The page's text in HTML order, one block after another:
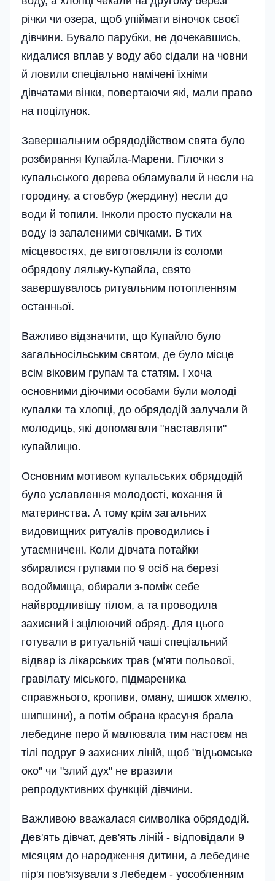
річки чи озера, щоб упіймати віночок своєї
дівчини. Бувало парубки, не дочекавшись,
кидалися вплав у воду або сідали на човни
й ловили спеціально намічені їхніми
дівчатами вінки, повертаючи які, мали право
на поцілунок.
Завершальним обрядодійством свята було
розбирання Купайла-Марени. Гілочки з
купальського дерева обламували й несли на
городину, а стовбур (жердину) несли до
води й топили. Інколи просто пускали на
воду із запаленими свічками. В тих
місцевостях, де виготовляли із соломи
обрядову ляльку-Купайла, свято
завершувалось ритуальним потопленням
останньої.
Важливо відзначити, що Купайло було
загальносільським святом, де було місце
всім віковим групам та статям. І хоча
основними діючими особами були молоді
купалки та хлопці, до обрядодій залучали й
молодиць, які допомагали "наставляти"
купайлицю.
Основним мотивом купальських обрядодій
було уславлення молодості, кохання й
материнства. А тому крім загальних
видовищних ритуалів проводились і
утаємничені. Коли дівчата потайки
збиралися групами по 9 осіб на березі
водоймища, обирали з-поміж себе
найвродливішу тілом, а та проводила
захисний і зцілюючий обряд. Для цього
готували в ритуальній чаші спеціальний
відвар із лікарських трав (м'яти польової,
гравілату міського, підмареника
справжнього, кропиви, оману, шишок хмелю,
шипшини), а потім обрана красуня брала
лебедине перо й малювала тим настоєм на
тілі подруг 9 захисних ліній, щоб "відьомське
око" чи "злий дух" не вразили
репродуктивних функцій дівчини.
Важливою вважалася символіка обрядодій.
Дев'ять дівчат, дев'ять ліній - відповідали 9
місяцям до народження дитини, а лебедине
пір'я пов'язували з Лебедем - уособленням